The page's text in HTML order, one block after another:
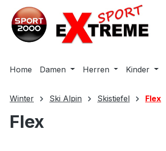
Hauptinhalt springen
Zur Suche springen
Zur Hauptnavigation springen
Home Damen Herren Kinder
Winter Ski Alpin Skistiefel Flex
Flex